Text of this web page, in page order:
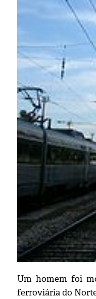
Um homem foi
ferroviária do